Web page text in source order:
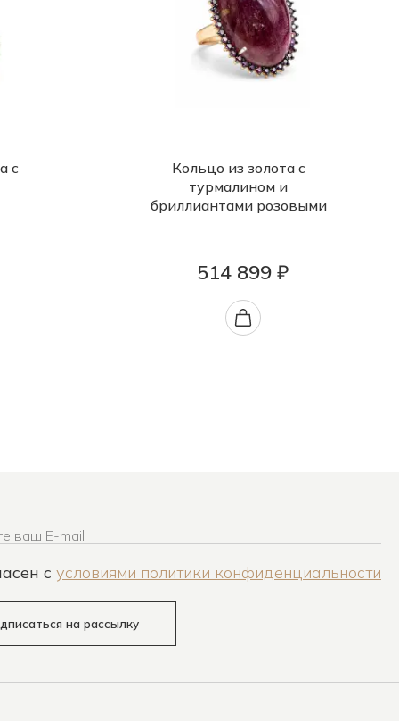
с
Кольцо из золота с
турмалином и
бриллиантами розовыми
514 899 ₽
ваш E-mail
c условиями политики конфиденциальности
на рассылку